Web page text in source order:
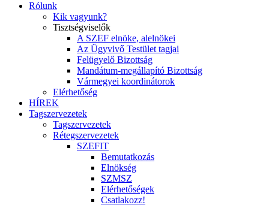
Rólunk
Kik vagyunk?
Tisztségviselők
A SZEF elnöke, alelnökei
Az Ügyvivő Testület tagjai
Felügyelő Bizottság
Mandátum-megállapító Bizottság
Vármegyei koordinátorok
Elérhetőség
HÍREK
Tagszervezetek
Tagszervezetek
Rétegszervezetek
SZEFIT
Bemutatkozás
Elnökség
SZMSZ
Elérhetőségek
Csatlakozz!